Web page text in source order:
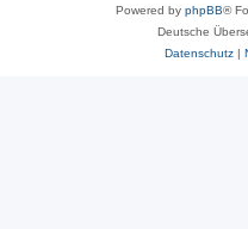
Powered by phpBB®
Deutsche
Datenschutz|